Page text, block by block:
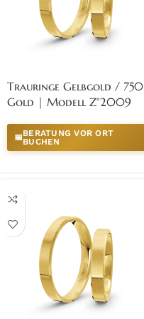
Trauringe Gelbgold / 750
Gold | Modell Z°2009
📅BERATUNG VOR ORT
BUCHEN